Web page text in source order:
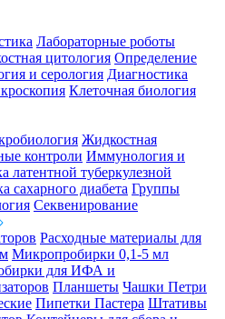
Лабораторные роботы
цитология Определение
и серология Диагностика
Клеточная биология
Жидкостная
контроли Иммунология и
латентной туберкулезной
сахарного диабета Группы
Секвенирование
Расходные материалы для
Микропробирки 0,1-5 мл
для ИФА и
Планшеты Чашки Петри
Пипетки Пастера Штативы